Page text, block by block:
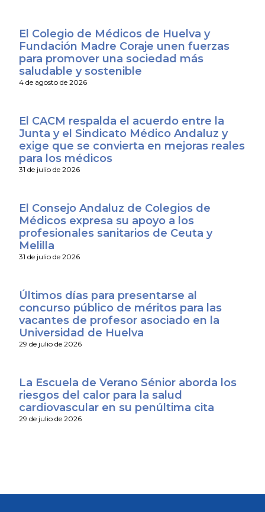
El Colegio de Médicos de Huelva y
Fundación Madre Coraje unen fuerzas
para promover una sociedad más
saludable y sostenible
4 de agosto de 2026
El CACM respalda el acuerdo entre la
Junta y el Sindicato Médico Andaluz y
exige que se convierta en mejoras reales
para los médicos
31 de julio de 2026
El Consejo Andaluz de Colegios de
Médicos expresa su apoyo a los
profesionales sanitarios de Ceuta y
Melilla
31 de julio de 2026
Últimos días para presentarse al
concurso público de méritos para las
vacantes de profesor asociado en la
Universidad de Huelva
29 de julio de 2026
La Escuela de Verano Sénior aborda los
riesgos del calor para la salud
cardiovascular en su penúltima cita
29 de julio de 2026